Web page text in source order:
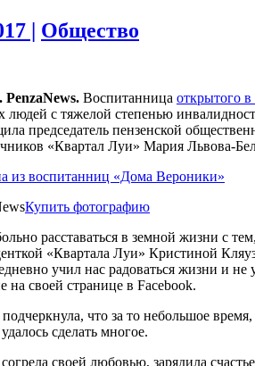
| Общество
PenzaNews. Воспитанница открытого в
людей с тяжелой степенью
председатель пензенской
«Квартал Луи» Мария Львова-
Купить фотографию
расставаться в земной жизни с
«Квартала Луи» Кристиной
учил нас радоваться жизни и
на своей странице в Facebook.
что за то небольшое
сделать многое.
своей любовью, зарядила